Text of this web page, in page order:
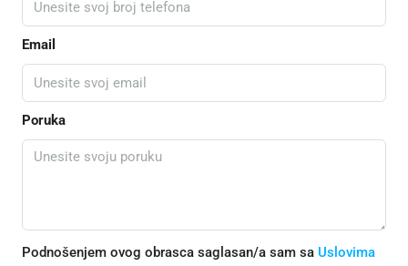
Email
Poruka
Podnošenjem ovog obrasca saglasan/a sam sa Uslovima